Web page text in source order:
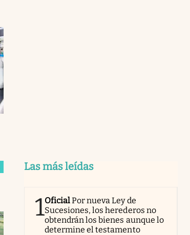
Las más leídas
1OficialPor nueva Ley de
Sucesiones, los herederos no
obtendrán los bienes aunque lo
determine el testamento